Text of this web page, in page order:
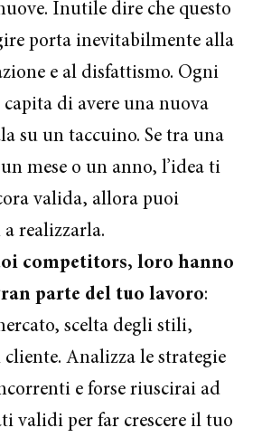
Inutile dire che questo
porta inevitabilmente alla
e al disfattismo. Ogni
di avere una nuova
su un taccuino. Se tra una
mese o un anno, l’idea ti
valida, allora puoi
realizzarla.
competitors, loro hanno
parte del tuo lavoro:
scelta degli stili,
cliente. Analizza le strategie
e forse riuscirai ad
validi per far crescere il tuo